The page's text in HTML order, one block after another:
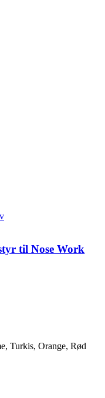
til Nose Work
Turkis, Orange, Rød